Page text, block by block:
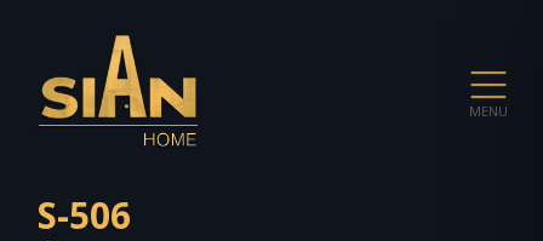
MENU
S-506